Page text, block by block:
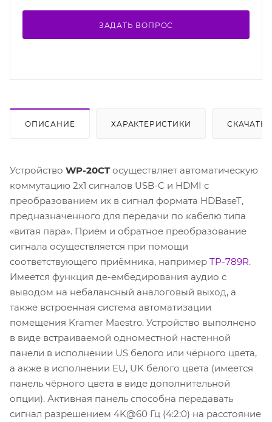
ЗАДАТЬ ВОПРОС
ОПИСАНИЕ ХАРАКТЕРИСТИКИ СКАЧАТЬ
Устройство WP-20CTосуществляет автоматическую
коммутацию 2х1 сигналов USB-C и HDMI с
преобразованием их в сигнал формата HDBaseT,
предназначенного для передачи по кабелю типа
«витая пара». Приём и обратное преобразование
сигнала осуществляется при помощи
соответствующего приёмника, например TP-789R.
Имеется функция де-ембедирования аудио с
выводом на небалансный аналоговый выход, а
также встроенная система автоматизации
помещения Kramer Maestro. Устройство выполнено
в виде встраиваемой одноместной настенной
панели в исполнении US белого или чёрного цвета,
а акже в исполнении EU, UK белого цвета (имеется
панель чёрного цвета в виде дополнительной
опции). Активная панель способна передавать
сигнал разрешением 4K@60 Гц (4:2:0) на расстояние